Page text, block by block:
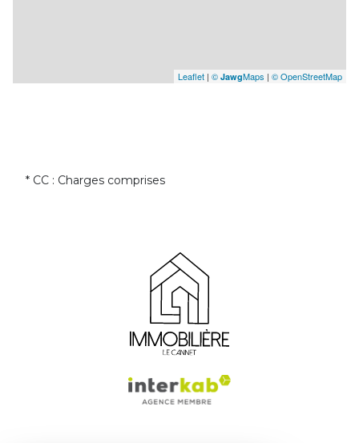
Leaflet | © JawgMaps | © OpenStreetMap
* CC : Charges comprises